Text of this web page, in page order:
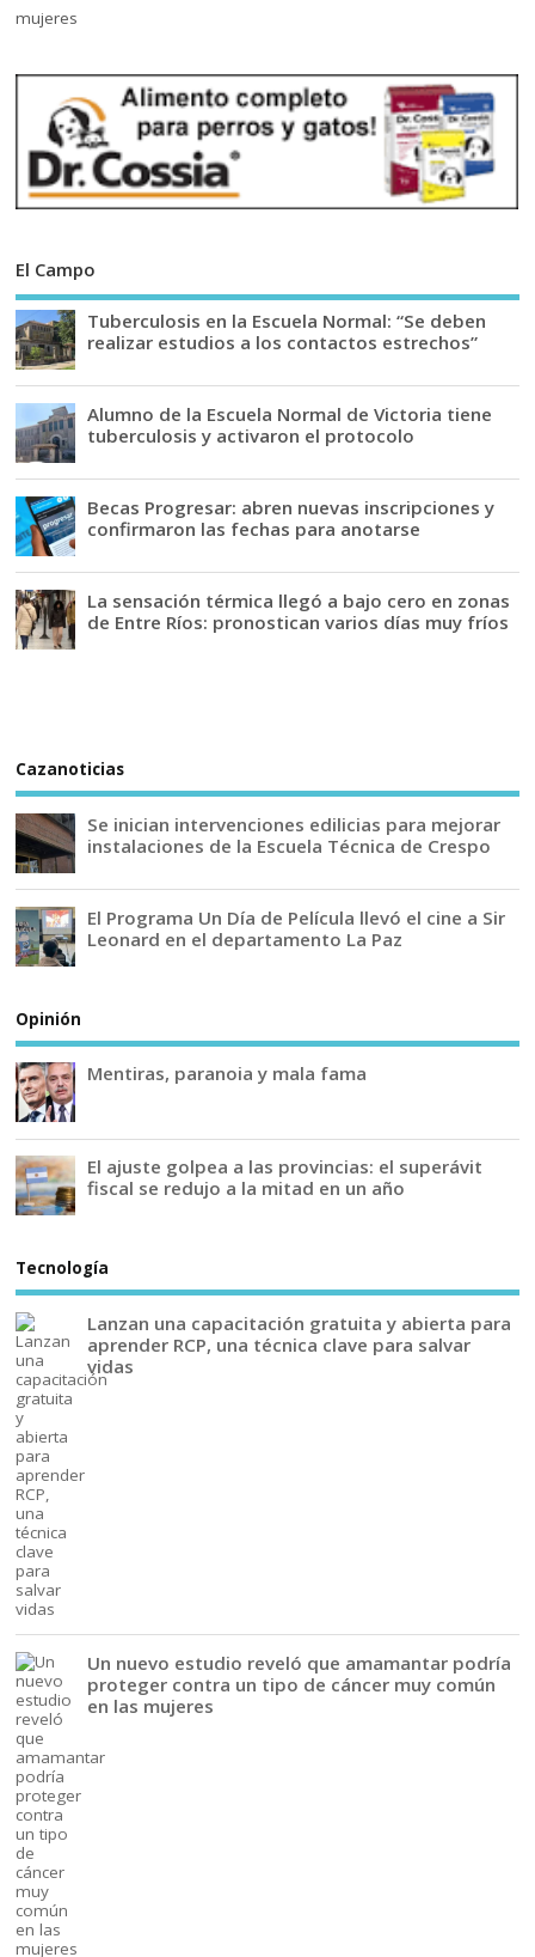
El Campo
Tuberculosis en la Escuela Normal: “Se deben
realizar estudios a los contactos estrechos”
Alumno de la Escuela Normal de Victoria tiene
tuberculosis y activaron el protocolo
Becas Progresar: abren nuevas inscripciones y
confirmaron las fechas para anotarse
La sensación térmica llegó a bajo cero en zonas
de Entre Ríos: pronostican varios días muy fríos
Cazanoticias
Se inician intervenciones edilicias para mejorar
instalaciones de la Escuela Técnica de Crespo
El Programa Un Día de Película llevó el cine a Sir
Leonard en el departamento La Paz
Opinión
Mentiras, paranoia y mala fama
El ajuste golpea a las provincias: el superávit
fiscal se redujo a la mitad en un año
Tecnología
Lanzan una capacitación gratuita y abierta para
aprender RCP, una técnica clave para salvar
vidas
Un nuevo estudio reveló que amamantar podría
proteger contra un tipo de cáncer muy común
en las mujeres